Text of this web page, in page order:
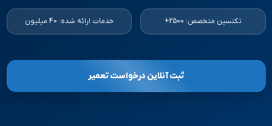
تکنسین متخصص: 2500+ خدمات ارائه شده: 40 میلیون
ثبت آنلاین درخواست تعمیر